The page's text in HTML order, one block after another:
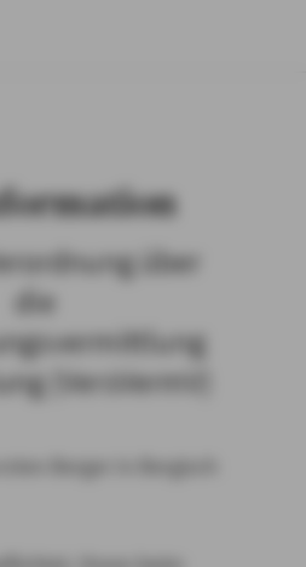
über
die
(VersVermV)